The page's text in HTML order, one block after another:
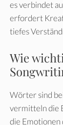
es verbindet
erfordert
tiefes
Wie
Wörter sind
vermitteln die
die